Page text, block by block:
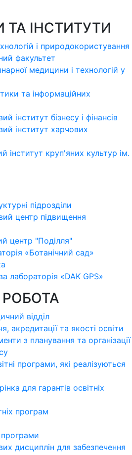
ТА ІНСТИТУТИ
і природокористування
факультет
медицини і технологій у
та інформаційних
інститут бізнесу і фінансів
інститут харчових
інститут круп'яних культур ім.
підрозділи
центр підвищення
центр "Поділля"
«Ботанічний сад»
лабораторія «DAK GPS»
відділ
акредитації та якості освіти
з планування та організації
програми, які реалізуються
для гарантів освітніх
програм
дисциплін для забезпечення